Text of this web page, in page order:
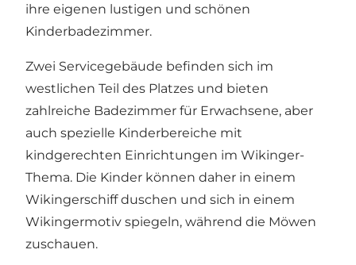
ihre eigenen lustigen und schönen
Kinderbadezimmer.
Zwei Servicegebäude befinden sich im
westlichen Teil des Platzes und bieten
zahlreiche Badezimmer für Erwachsene, aber
auch spezielle Kinderbereiche mit
kindgerechten Einrichtungen im Wikinger-
Thema. Die Kinder können daher in einem
Wikingerschiff duschen und sich in einem
Wikingermotiv spiegeln, während die Möwen
zuschauen.